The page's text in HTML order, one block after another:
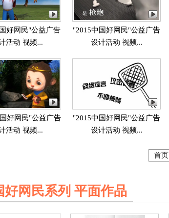
好网民"公益广告
活动 视频...
"2015中国好网民"公益广告
设计活动 视频...
好网民"公益广告
活动 视频...
"2015中国好网民"公益广告
设计活动 视频...
首页
好网民系列 平面作品